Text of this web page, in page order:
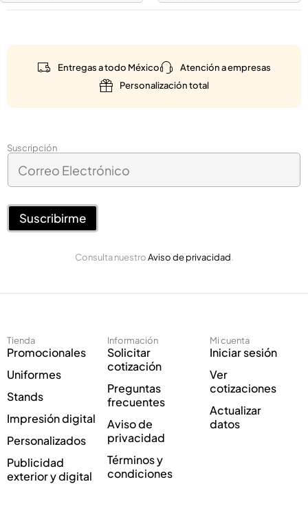
Entregas a todo México
Atención a empresas
Personalización total
Suscripción
C
e
E
t
n
i
o
E
e
c
r
ó
C
r
r
o
c
n
i
c
o
*
Suscribirme
Consulta nuestroAviso de privacidad.
Tienda
Promocionales
Uniformes
Stands
Impresión digital
Personalizados
Publicidad
exterior y digital
Información
Solicitar
cotización
Preguntas
frecuentes
Aviso de
privacidad
Términos y
condiciones
Mi cuenta
Iniciar sesión
Ver
cotizaciones
Actualizar
datos